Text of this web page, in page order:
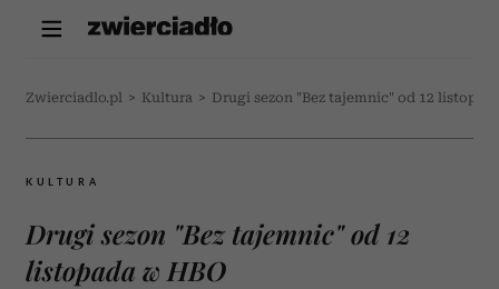
Zwierciadlo.pl > Kultura > Drugi sezon "Bez tajemnic" od 12
KULTURA
Drugi sezon "Bez tajemnic" od 12
listopada w HBO